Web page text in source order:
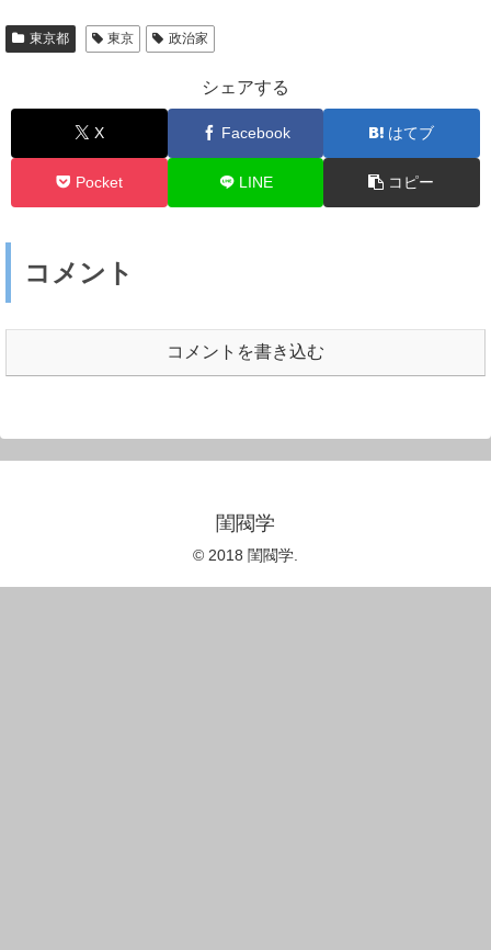
東京都 東京 政治家
シェアする
X Facebook はてブ
Pocket LINE コピー
コメント
コメントを書き込む
閨閥学
© 2018 閨閥学.